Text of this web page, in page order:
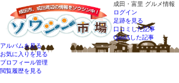
成田・富里 グルメ情報
ログイン
足跡を見る
口コミした記事
QandAした記事
アルバムを見る
お気に入りを見る
プロフィール管理
閲覧履歴を見る